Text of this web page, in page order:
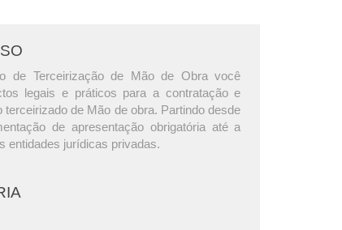
de Terceirização de Mão de Obra você
legais e práticos para a contratação e
de Mão de obra. Partindo desde
de apresentação obrigatória até a
entidades jurídicas privadas.